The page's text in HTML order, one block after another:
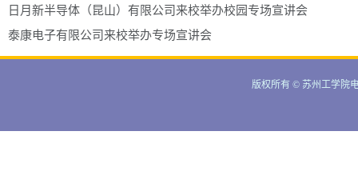
日月新半导体（昆山）有限公司来校举办校园专场宣讲会
泰康电子有限公司来校举办专场宣讲会
版权所有 © 苏州工学院